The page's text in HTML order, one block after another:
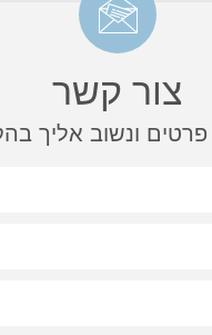
צור קשר
ונשוב אליך